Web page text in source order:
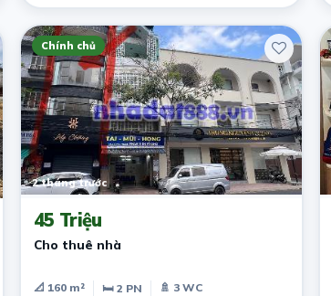
Chính chủ
2 tháng trước
45 Triệu
Cho thuê nhà
📐 160 m² 🛏 2 PN
🚿 3 WC